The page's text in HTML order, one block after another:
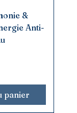
&
Anti-
panier